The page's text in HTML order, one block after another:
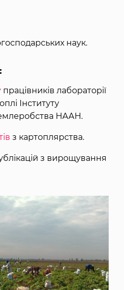
наук.
працівників лабораторії
Інституту
НААН.
з картоплярства.
з вирощування